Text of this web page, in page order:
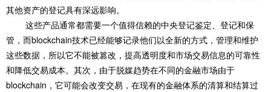
其他资产的登记具有深远影响。
这些产品通常都需要一个值得信赖的中央登记鉴定、登记和保
管，而blockchain技术已经能够记录他们以全新的方式，管理和维护
这些数据，所以它不能被篡改，提高透明度和市场交易信息的可靠性
和降低交易成本。其次，由于脱媒趋势在不同的金融市场由于
blockchain，它可能会改变交易，在现有的金融体系的清算和结算过